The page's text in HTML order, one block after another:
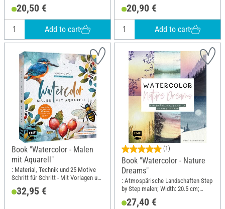
20,50 €
Add to cart
cm20,90 €
Add to cart
Book "Watercolor - Malen
mit Aquarell"
: Material, Technik und 25 Motive
Schritt für Schritt - Mit Vorlagen und
Height: 25.9 cm
32,95 €
(1)
Book "Watercolor - Nature
Dreams"
: Atmospärische Landschaften Step
by Step malen; Width: 20.5 cm;
27,40 €